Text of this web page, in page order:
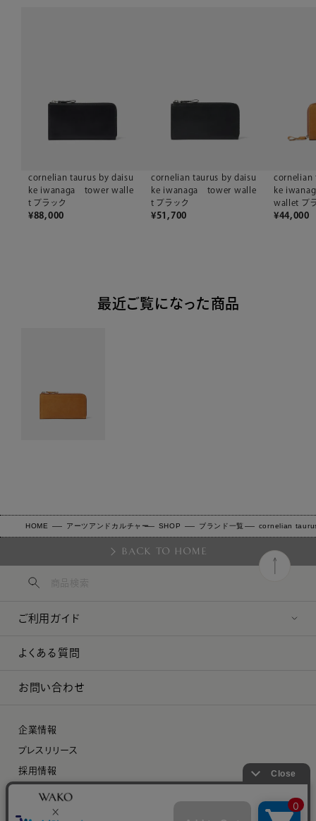
cornelian taurus by daisu
ke iwanaga tower walle
t ブラック
¥88,000
cornelian taurus by daisu
ke iwanaga tower walle
t ブラック
¥51,700
cornelian
ke
wallet ブ
¥44,000
最近ご覧になった商品
HOME アーツアンドカルチャー SHOP ブランド一覧 cornelian
BACK TO HOME
ご利用ガイド
よくある質問
お問い合わせ
企業情報
プレスリリース
採用情報
特定商取引に関する法律に基づく表示
プライバシーポリシー